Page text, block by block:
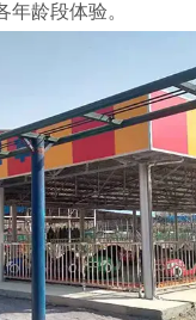
龄段体验。